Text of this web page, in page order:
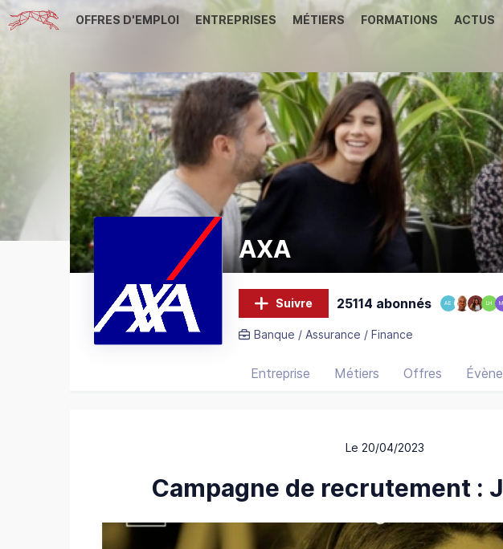
OFFRES D'EMPLOI ENTREPRISES MÉTIERS FORMATIONS ACTUS
AXA
Suivre 25114 abonnés AE LH
Banque / Assurance / Finance
Entreprise Métiers Offres
Le 20/04/2023
Campagne de recrutement :